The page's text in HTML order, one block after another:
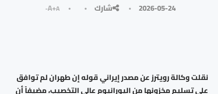
2026-05-24 شارك A+A-
نقلت وكالة رويترز عن مصدر إيراني قوله إن طهران لم توافق
على تسليم مخزونها من اليورانيوم عالي التخصيب، مضيفاً أن